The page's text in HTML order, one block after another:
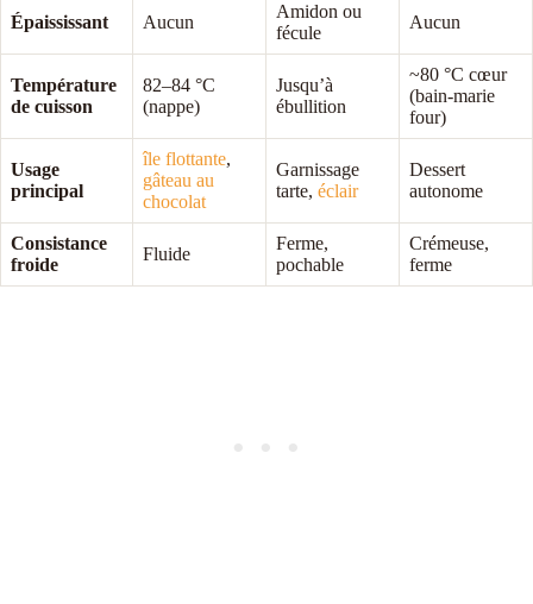
Épaississant Aucun
Amidon ou
fécule
Aucun
Température
de cuisson
82–84 °C
(nappe)
Jusqu’à
ébullition
~80 °C cœur
(bain-marie
four)
Usage
principal
île flottante,
gâteau au
chocolat
Garnissage
tarte, éclair
Dessert
autonome
Consistance
froide
Fluide
Ferme,
pochable
Crémeuse,
ferme